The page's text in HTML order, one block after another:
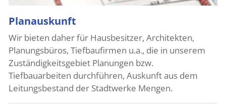
Planauskunft
Wir bieten daher für Hausbesitzer, Architekten,
Planungsbüros, Tiefbaufirmen u.a., die in unserem
Zuständigkeitsgebiet Planungen bzw.
Tiefbauarbeiten durchführen, Auskunft aus dem
Leitungsbestand der Stadtwerke Mengen.